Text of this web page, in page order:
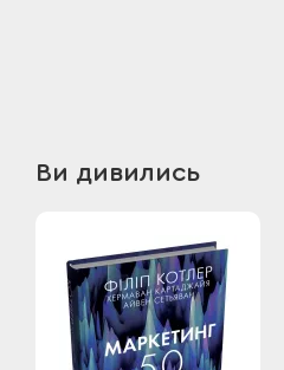
Ви дивились